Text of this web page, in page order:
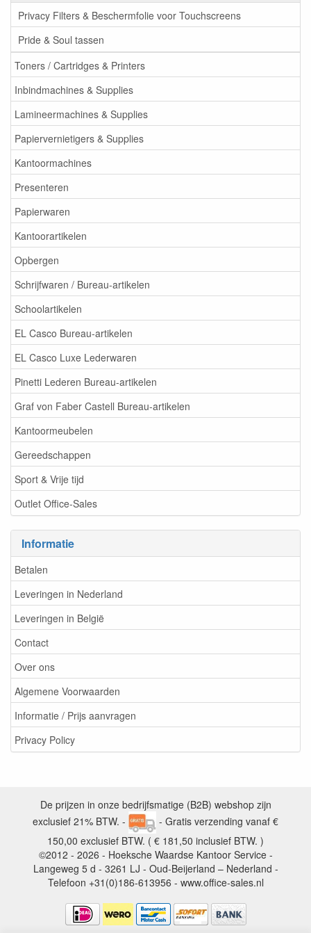
Privacy Filters & Beschermfolie voor Touchscreens
Pride & Soul tassen
Toners / Cartridges & Printers
Inbindmachines & Supplies
Lamineermachines & Supplies
Papiervernietigers & Supplies
Kantoormachines
Presenteren
Papierwaren
Kantoorartikelen
Opbergen
Schrijfwaren / Bureau-artikelen
Schoolartikelen
EL Casco Bureau-artikelen
EL Casco Luxe Lederwaren
Pinetti Lederen Bureau-artikelen
Graf von Faber Castell Bureau-artikelen
Kantoormeubelen
Gereedschappen
Sport & Vrije tijd
Outlet Office-Sales
Informatie
Betalen
Leveringen in Nederland
Leveringen in België
Contact
Over ons
Algemene Voorwaarden
Informatie / Prijs aanvragen
Privacy Policy
De prijzen in onze bedrijfsmatige (B2B) webshop zijn
exclusief 21% BTW. -
- Gratis verzending vanaf €
150,00 exclusief BTW. ( € 181,50 inclusief BTW. )
©2012 - 2026 - Hoeksche Waardse Kantoor Service -
Langeweg 5 d - 3261 LJ - Oud-Beijerland – Nederland -
Telefoon +31(0)186-613956 - www.office-sales.nl